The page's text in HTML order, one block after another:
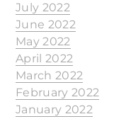
July 2022
June 2022
May 2022
April 2022
March 2022
February 2022
January 2022